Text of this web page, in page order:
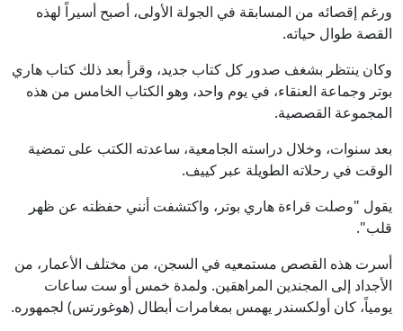
ورغم إقصائه من المسابقة في الجولة الأولى، أصبح أسيراً لهذه
القصة طوال حياته.
وكان ينتظر بشغف صدور كل كتاب جديد، وقرأ بعد ذلك كتاب هاري
بوتر وجماعة العنقاء، في يوم واحد، وهو الكتاب الخامس من هذه
المجموعة القصصية.
بعد سنوات، وخلال دراسته الجامعية، ساعدته الكتب على تمضية
الوقت في رحلاته الطويلة عبر كييف.
يقول "وصلت قراءة هاري بوتر، واكتشفت أنني حفظته عن ظهر
قلب".
أسرت هذه القصص مستمعيه في السجن، من مختلف الأعمار، من
الأجداد إلى المجندين المراهقين. ولمدة خمس أو ست ساعات
يومياً، كان أولكسندر يهمس بمغامرات أبطال (هوغورتس) لجمهوره.